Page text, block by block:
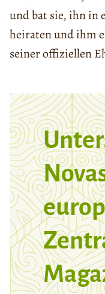
und bat sie, ihn in
heiraten und ihm
seiner offiziellen